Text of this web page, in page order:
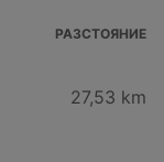
РАЗСТОЯНИЕ
27,53 km